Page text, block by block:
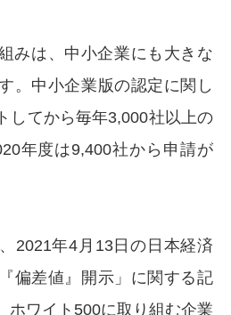
みは、中小企業にも大きな
。中小企業版の認定に関し
してから毎年3,000社以上の
年度は9,400社から申請が
2021年4月13日の日本経済
偏差値』開示」に関する記
ホワイト500に取り組む企業